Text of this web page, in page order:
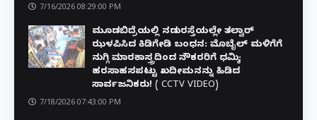
7/16/2026 08:29:00 PM
ಮೂಡಬಿದ್ರೆಯಲ್ಲಿ ನಡುರಸ್ತೆಯಲ್ಲೇ ತಲ್ವಾರ್
ಝಳಪಿಸಿದ ಕಿಡಿಗೇಡಿ ಬಂಧನ: ಮೊಬೈಲ್ ಮಳಿಗೆಗೆ
ನುಗ್ಗಿ ಮಾರಕಾಸ್ತ್ರದಿಂದ ನೌಕರರಿಗೆ ಧಮ್ಕಿ;
ಹರಸಾಹಸಪಟ್ಟು ಖದೀಮನನ್ನು ಹಿಡಿದ
ಸಾರ್ವಜನಿಕರು! ( CCTV VIDEO)
7/18/2026 07:43:00 PM